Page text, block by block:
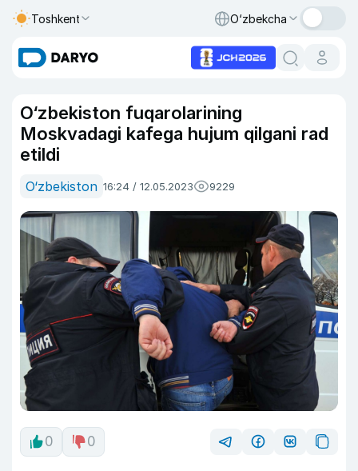
Toshkent O‘zbekcha
O‘zbekiston fuqarolarining
Moskvadagi kafega hujum qilgani rad
etildi
O‘zbekiston 16:24 / 12.05.2023 9229
0 0